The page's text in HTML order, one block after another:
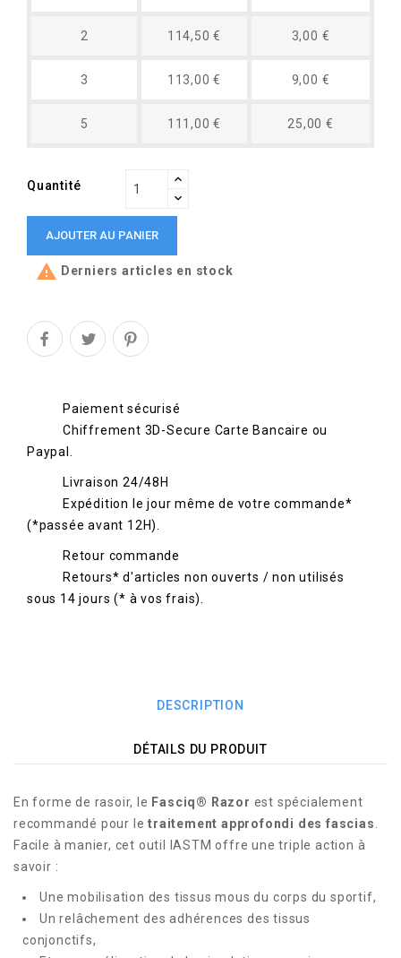
2 114,50 € 3,00 €
3 113,00 € 9,00 €
5 111,00 € 25,00 €
Quantité
AJOUTER AU PANIER
 Derniers articles en stock
Paiement sécurisé
Chiffrement 3D-Secure Carte Bancaire ou
Paypal.
Livraison 24/48H
Expédition le jour même de votre commande*
(*passée avant 12H).
Retour commande
Retours* d'articles non ouverts / non utilisés
sous 14 jours (* à vos frais).
DESCRIPTION
DÉTAILS DU PRODUIT
En forme de rasoir, le Fasciq® Razor est spécialement
recommandé pour letraitement approfondi des fascias
Facile à manier, cet outil IASTM offre une triple action à
savoir :
Une mobilisation des tissus mous du corps du sportif,
Un relâchement des adhérences des tissus
conjonctifs,